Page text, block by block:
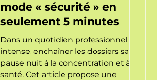
mode « sécurité » en
seulement 5 minutes
Dans un quotidien professionnel
intense, enchaîner les dossiers sans
pause nuit à la concentration et à la
santé. Cet article propose une